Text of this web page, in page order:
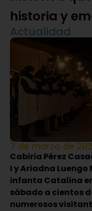
historia y
Actualidad
7 de marzo de
Cabiria Pérez
I y Ariadna
infanta Catalina
sábado a cientos
numerosos